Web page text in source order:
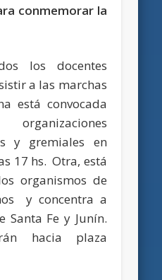
conmemorar la
los docentes
a las marchas
está convocada
y gremiales en
17 hs. Otra, está
organismos de
y concentra a
Santa Fe y Junín.
hacia plaza